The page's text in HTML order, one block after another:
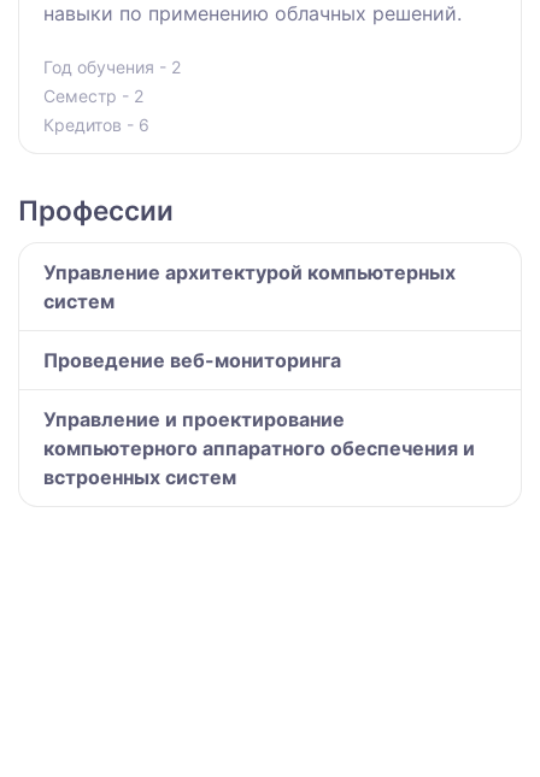
навыки по применению облачных решений.
Год обучения - 2
Семестр - 2
Кредитов - 6
Профессии
Управление архитектурой компьютерных
систем
Проведение веб-мониторинга
Управление и проектирование
компьютерного аппаратного обеспечения и
встроенных систем